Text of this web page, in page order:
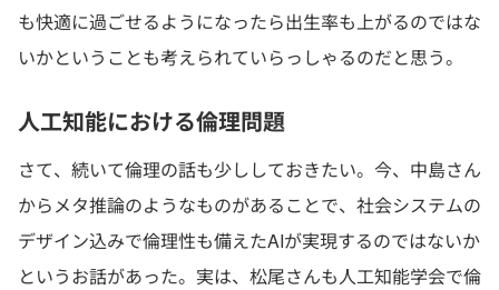
も快適に過ごせるようになったら出生率も上がるのではな
いかということも考えられていらっしゃるのだと思う。
人工知能における倫理問題
さて、続いて倫理の話も少ししておきたい。今、中島さん
からメタ推論のようなものがあることで、社会システムの
デザイン込みで倫理性も備えたAIが実現するのではないか
というお話があった。実は、松尾さんも人工知能学会で倫